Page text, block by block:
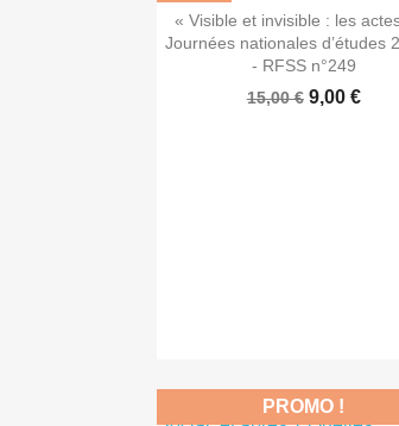
 Aperçu rapide
« Visible et invisible : les
Journées nationales d’études
- RFSS n°249
15,00 € 9,00 €
PROMO !